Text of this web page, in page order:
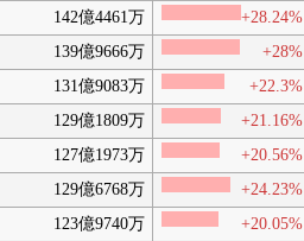
142億4461万
+28.24%
139億9666万
+28%
131億9083万
+22.3%
129億1809万
+21.16%
127億1973万
+20.56%
129億6768万
+24.23%
123億9740万
+20.05%